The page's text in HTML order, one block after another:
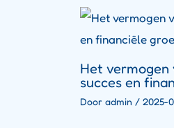
Het vermogen
succes en
Door admin / 2025-